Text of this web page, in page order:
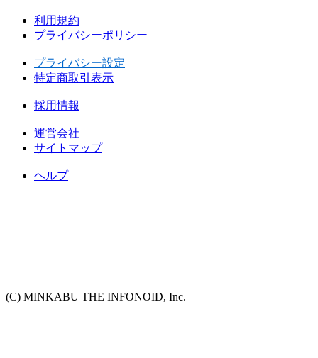
|
利用規約
プライバシーポリシー
|
プライバシー設定
特定商取引表示
|
採用情報
|
運営会社
サイトマップ
|
ヘルプ
(C) MINKABU THE INFONOID, Inc.